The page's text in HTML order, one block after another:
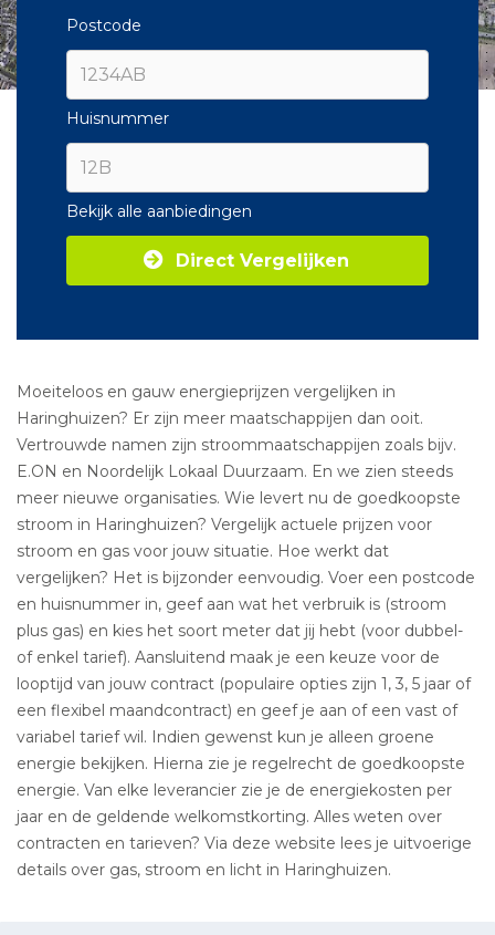
Postcode
Huisnummer
Bekijk alle aanbiedingen
Direct Vergelijken
Moeiteloos en gauw energieprijzen vergelijken in
Haringhuizen? Er zijn meer maatschappijen dan ooit.
Vertrouwde namen zijn stroommaatschappijen zoals bijv.
E.ON en Noordelijk Lokaal Duurzaam. En we zien steeds
meer nieuwe organisaties. Wie levert nu de goedkoopste
stroom in Haringhuizen? Vergelijk actuele prijzen voor
stroom en gas voor jouw situatie. Hoe werkt dat
vergelijken? Het is bijzonder eenvoudig. Voer een postcode
en huisnummer in, geef aan wat het verbruik is (stroom
plus gas) en kies het soort meter dat jij hebt (voor dubbel-
of enkel tarief). Aansluitend maak je een keuze voor de
looptijd van jouw contract (populaire opties zijn 1, 3, 5 jaar of
een flexibel maandcontract) en geef je aan of een vast of
variabel tarief wil. Indien gewenst kun je alleen groene
energie bekijken. Hierna zie je regelrecht de goedkoopste
energie. Van elke leverancier zie je de energiekosten per
jaar en de geldende welkomstkorting. Alles weten over
contracten en tarieven? Via deze website lees je uitvoerige
details over gas, stroom en licht in Haringhuizen.